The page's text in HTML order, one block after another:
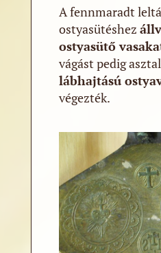
A fennmaradt
ostyasütéshez
ostyasütő
vágást pedig
lábhajtású
végezték.